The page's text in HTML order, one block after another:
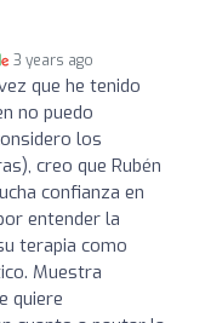
3 years ago
que he tenido
no puedo
los
creo que Rubén
confianza en
entender la
terapia como
Muestra
quiere